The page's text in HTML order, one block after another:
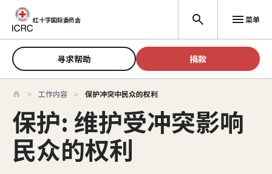
跳至主要内容
红十字国际委员会 菜单
寻求帮助 捐款
工作内容 保护冲突中民众的权利
保护: 维护受冲突影响
民众的权利